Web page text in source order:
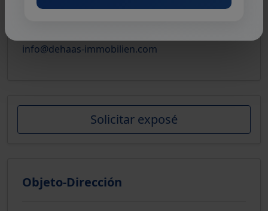
De Haas & Partner Immobilien
info@dehaas-immobilien.com
Solicitar exposé
Objeto-Dirección